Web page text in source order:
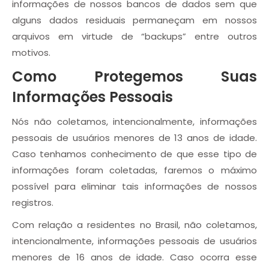
informações de nossos bancos de dados sem que
alguns dados residuais permaneçam em nossos
arquivos em virtude de “backups” entre outros
motivos.
Como Protegemos Suas
Informações Pessoais
Nós não coletamos, intencionalmente, informações
pessoais de usuários menores de 13 anos de idade.
Caso tenhamos conhecimento de que esse tipo de
informações foram coletadas, faremos o máximo
possível para eliminar tais informações de nossos
registros.
Com relação a residentes no Brasil, não coletamos,
intencionalmente, informações pessoais de usuários
menores de 16 anos de idade. Caso ocorra esse